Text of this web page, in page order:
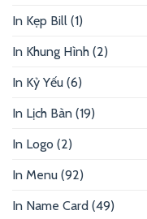
In Kẹp Bill (1)
In Khung Hình (2)
In Kỷ Yếu (6)
In Lịch Bàn (19)
In Logo (2)
In Menu (92)
In Name Card (49)